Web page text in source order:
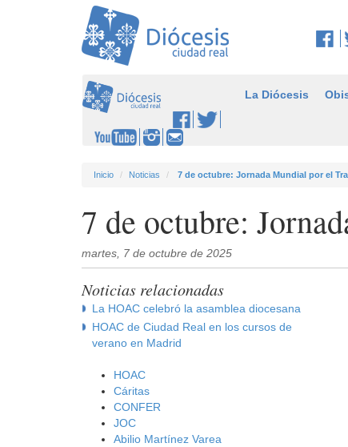
La Diócesis
Inicio Noticias 7 de octubre: Jornada Mundial por el
7 de octubre:
martes, 7 de octubre de 2025
Noticias relacionadas
La HOAC celebró la asamblea diocesana
HOAC de Ciudad Real en los cursos de
verano en Madrid
HOAC
Cáritas
CONFER
JOC
Abilio Martínez Varea